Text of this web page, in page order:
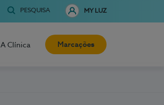
PESQUISA MY LUZ
A Clínica Marcações